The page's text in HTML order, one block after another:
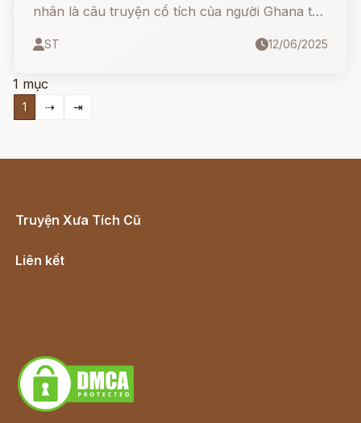
nhân là câu truyện cổ tích của người Ghana từ
ST 12/06/2025
1 mục
1 ⇢ ⇥
Truyện Xưa Tích Cũ
Liên kết